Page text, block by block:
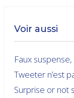
Voir aussi
Faux
Tweeter n’est
Surprise or not